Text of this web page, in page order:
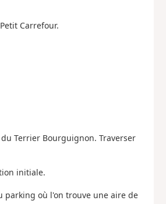
Carrefour.
Terrier Bourguignon. Traverser
initiale.
parking où l'on trouve une aire de